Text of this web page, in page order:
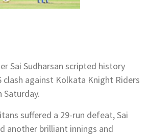
Sai Sudharsan scripted history
clash against Kolkata Knight Riders
Saturday.
suffered a 29-run defeat, Sai
another brilliant innings and